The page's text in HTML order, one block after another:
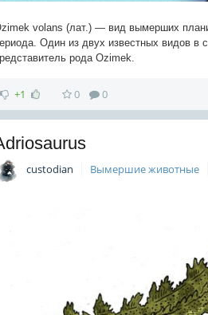
volans (лат.) — вид вымерших
Один из двух известных видов в
рода Ozimek.
+1 0 0
custodian Вымершие животные